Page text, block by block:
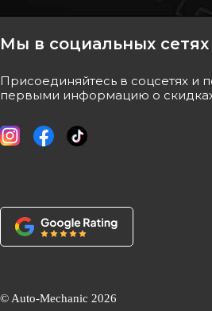
105 грн
Отправка 10.08
CORTECO
Мы в социальных сетях
Присоединяйтесь в соцсетях и
первыми информацию о
© Auto-Mechanic 2026